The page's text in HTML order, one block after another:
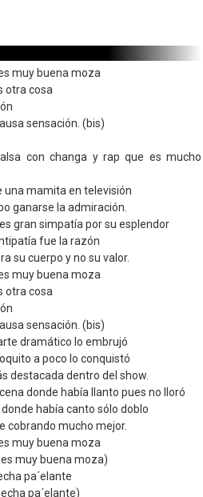
muy buena moza
otra cosa
sensación. (bis)
con changa y rap que es mucho
una mamita en televisión
ganarse la admiración.
gran simpatía por su esplendor
fue la razón
su cuerpo y no su valor.
muy buena moza
otra cosa
sensación. (bis)
dramático lo embrujó
a poco lo conquistó
destacada dentro del show.
donde había llanto pues no lloró
había canto sólo doblo
cobrando mucho mejor.
muy buena moza
muy buena moza)
pa´elante
pa´elante)